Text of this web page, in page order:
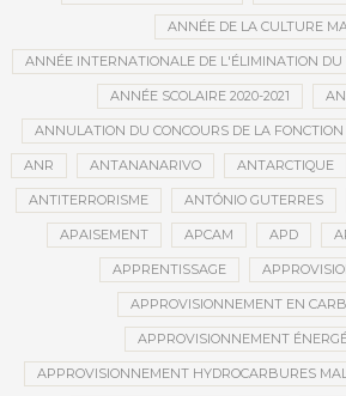
ANNÉE DE LA CULTURE
ANNÉE INTERNATIONALE DE L'ÉLIMINATION
ANNÉE SCOLAIRE 2020-2021
ANNULATION DU CONCOURS DE LA
ANR ANTANANARIVO ANTARCTIQUE
ANTITERRORISME ANTÓNIO GUTERRES
APAISEMENT APCAM APD
APPRENTISSAGE
APPROVISIONNEMENT EN
APPROVISIONNEMENT
APPROVISIONNEMENT HYDROCARBURES